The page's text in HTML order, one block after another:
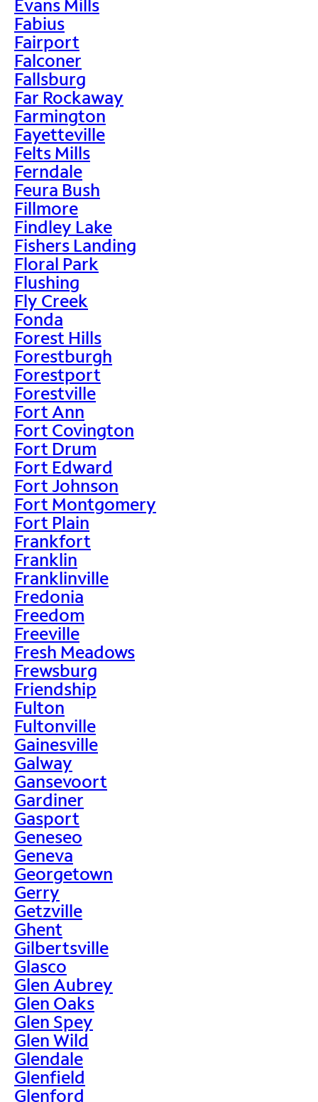
Evans Mills
Fabius
Fairport
Falconer
Fallsburg
Far Rockaway
Farmington
Fayetteville
Felts Mills
Ferndale
Feura Bush
Fillmore
Findley Lake
Fishers Landing
Floral Park
Flushing
Fly Creek
Fonda
Forest Hills
Forestburgh
Forestport
Forestville
Fort Ann
Fort Covington
Fort Drum
Fort Edward
Fort Johnson
Fort Montgomery
Fort Plain
Frankfort
Franklin
Franklinville
Fredonia
Freedom
Freeville
Fresh Meadows
Frewsburg
Friendship
Fulton
Fultonville
Gainesville
Galway
Gansevoort
Gardiner
Gasport
Geneseo
Geneva
Georgetown
Gerry
Getzville
Ghent
Gilbertsville
Glasco
Glen Aubrey
Glen Oaks
Glen Spey
Glen Wild
Glendale
Glenfield
Glenford